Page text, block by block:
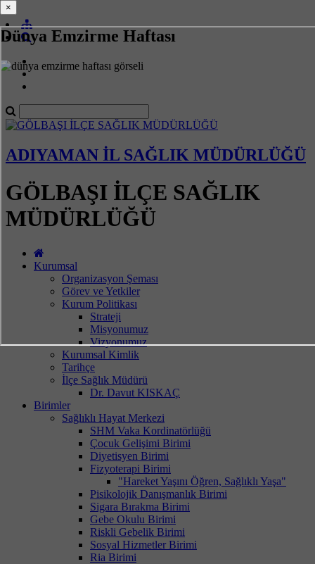
Dünya Emzirme Haftası
ADIYAMAN İL SAĞLIK MÜDÜRLÜĞÜ
GÖLBAŞI İLÇE SAĞLIK
MÜDÜRLÜĞÜ
Kurumsal
Organizasyon Şeması
Görev ve Yetkiler
Kurum Politikası
Strateji
Misyonumuz
Vizyonumuz
Kurumsal Kimlik
Tarihçe
İlçe Sağlık Müdürü
Dr. Davut KISKAÇ
Birimler
Sağlıklı Hayat Merkezi
SHM Vaka Kordinatörlüğü
Çocuk Gelişimi Birimi
Diyetisyen Birimi
Fizyoterapi Birimi
"Hareket Yaşını Öğren, Sağlıklı Yaşa"
Pisikolojik Danışmanlık Birimi
Sigara Bırakma Birimi
Gebe Okulu Birimi
Riskli Gebelik Birimi
Sosyal Hizmetler Birimi
Ria Birimi
×